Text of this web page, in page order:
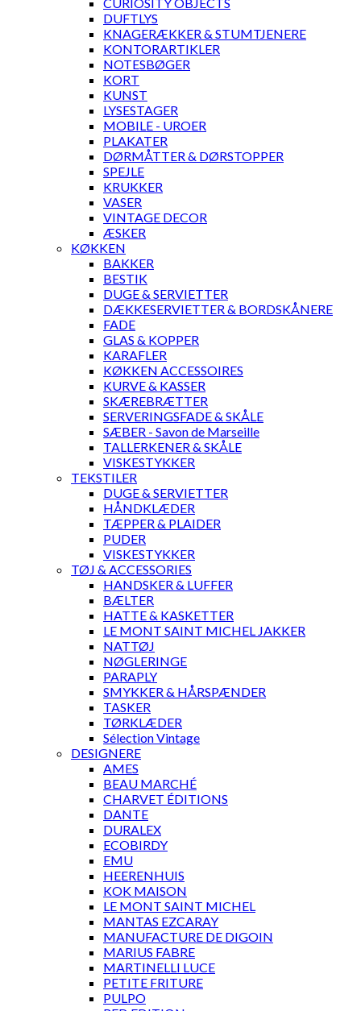
DUFTLYS
KNAGERÆKKER & STUMTJENERE
KONTORARTIKLER
NOTESBØGER
KORT
KUNST
LYSESTAGER
MOBILE - UROER
PLAKATER
DØRMÅTTER & DØRSTOPPER
SPEJLE
KRUKKER
VASER
VINTAGE DECOR
ÆSKER
KØKKEN
BAKKER
BESTIK
DUGE & SERVIETTER
DÆKKESERVIETTER & BORDSKÅNERE
FADE
GLAS & KOPPER
KARAFLER
KØKKEN ACCESSOIRES
KURVE & KASSER
SKÆREBRÆTTER
SERVERINGSFADE & SKÅLE
SÆBER - Savon de Marseille
TALLERKENER & SKÅLE
VISKESTYKKER
TEKSTILER
DUGE & SERVIETTER
HÅNDKLÆDER
TÆPPER & PLAIDER
PUDER
VISKESTYKKER
TØJ & ACCESSORIES
HANDSKER & LUFFER
BÆLTER
HATTE & KASKETTER
LE MONT SAINT MICHEL JAKKER
NATTØJ
NØGLERINGE
PARAPLY
SMYKKER & HÅRSPÆNDER
TASKER
TØRKLÆDER
Sélection Vintage
DESIGNERE
AMES
BEAU MARCHÉ
CHARVET ÉDITIONS
DANTE
DURALEX
ECOBIRDY
EMU
HEERENHUIS
KOK MAISON
LE MONT SAINT MICHEL
MANTAS EZCARAY
MANUFACTURE DE DIGOIN
MARIUS FABRE
MARTINELLI LUCE
PETITE FRITURE
PULPO